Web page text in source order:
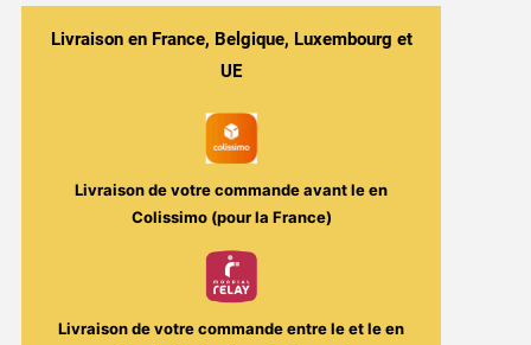
Livraison en France, Belgique, Luxembourg et
UE
Livraison de votre commande avant leen
Colissimo (pour la France)
Livraison de votre commande entre leet leen